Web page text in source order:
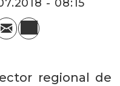
- 08:15
regional de